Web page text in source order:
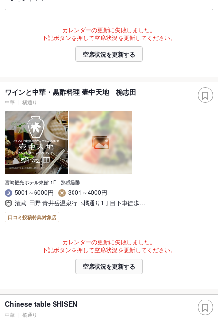
カレンダーの更新に失敗しました。
下記ボタンを押して空席状況を更新してください。
空席状況を更新する
ワインと中華・黒酢料理 壷中天地 桷志田
中華 橘通り
宮崎観光ホテル東館 1F 熟成黒酢
5001～6000円
3001～4000円
清武･田野 青井岳温泉行→橘通り1丁目下車徒歩…
口コミ投稿特典対象店
カレンダーの更新に失敗しました。
下記ボタンを押して空席状況を更新してください。
空席状況を更新する
Chinese table SHISEN
中華 橘通り